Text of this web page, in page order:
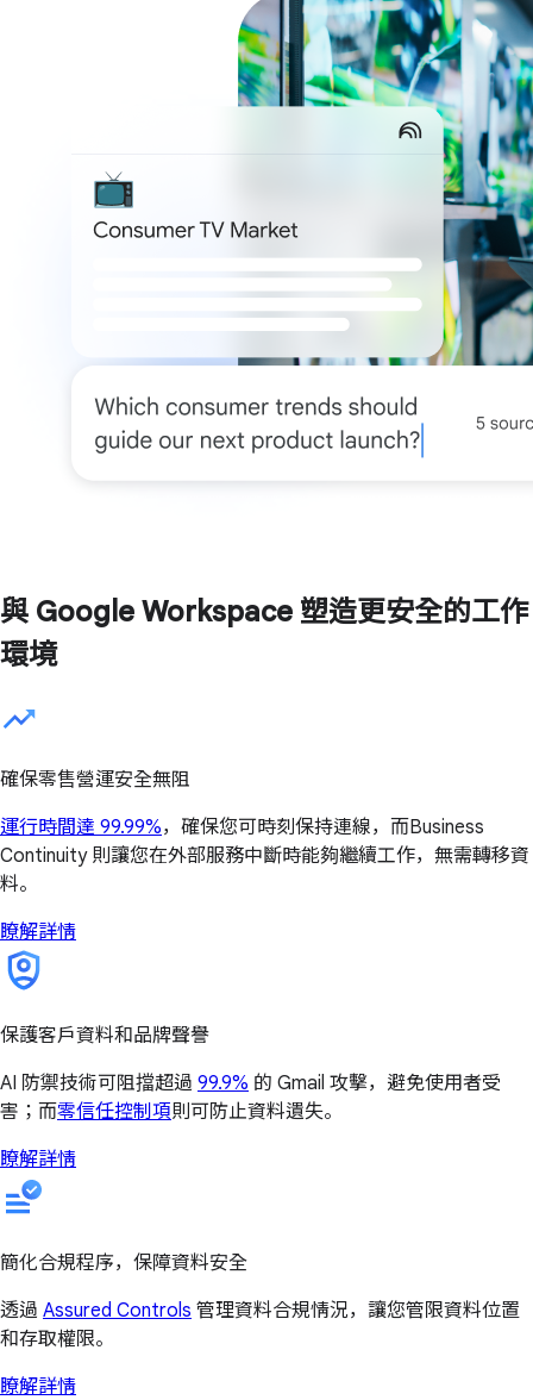
與 Google Workspace 塑造更安全的工作
環境
確保零售營運安全無阻
運行時間達 99.99%，確保您可時刻保持連線，而Business
Continuity 則讓您在外部服務中斷時能夠繼續工作，無需轉移資
料。
瞭解詳情
保護客戶資料和品牌聲譽
AI 防禦技術可阻擋超過 99.9% 的 Gmail 攻擊，避免使用者受
害；而零信任控制項則可防止資料遺失。
瞭解詳情
簡化合規程序，保障資料安全
透過 Assured Controls 管理資料合規情況，讓您管限資料位置
和存取權限。
瞭解詳情